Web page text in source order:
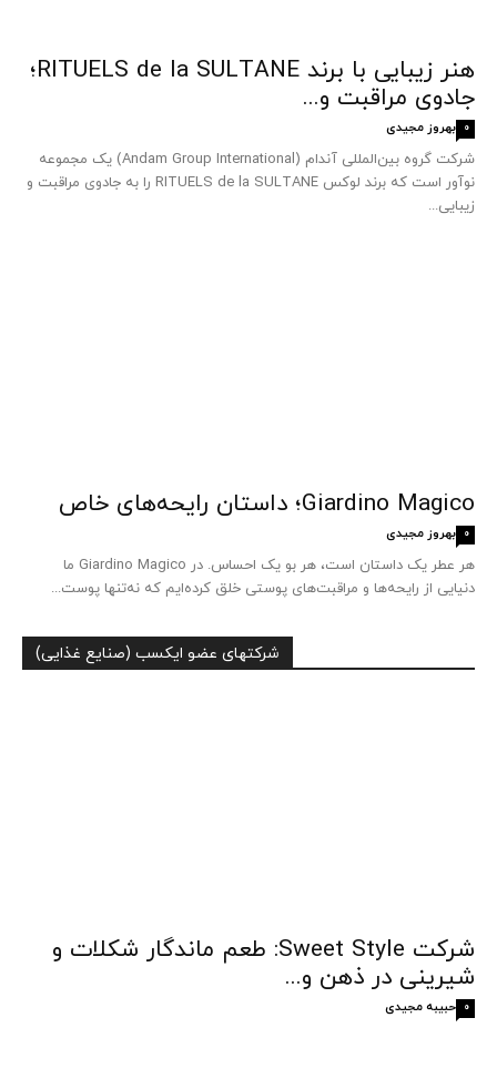
هنر زیبایی با برند RITUELS de la SULTANE؛
جادوی مراقبت و...
بهروز مجیدی 0
شرکت گروه بین‌المللی آندام (Andam Group International) یک مجموعه
نوآور است که برند لوکس RITUELS de la SULTANE را به جادوی مراقبت و
زیبایی...
Giardino Magico؛ داستان رایحه‌های خاص
بهروز مجیدی 0
هر عطر یک داستان است، هر بو یک احساس. در Giardino Magico ما
دنیایی از رایحه‌ها و مراقبت‌های پوستی خلق کرده‌ایم که نه‌تنها پوست...
شرکتهای عضو ایکسب (صنایع غذایی)
شرکت Sweet Style: طعم ماندگار شکلات و
شیرینی در ذهن و...
حبیبه مجیدی 0